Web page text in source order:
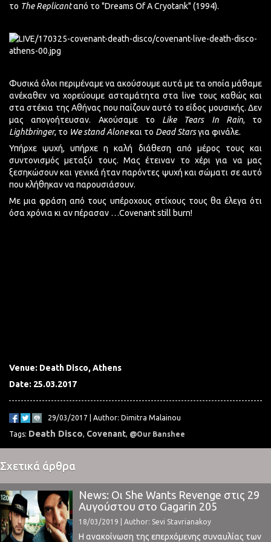
το The Replicantαπό το "Dreams Of A Cryotank" (1994).
Φυσικά όλοι περιμέναμε να ακούσουμε αυτά με τα οποία μάθαμε
ανέκαθεν να χορεύουμε ασταμάτητα στα live τους καθώς και
στα στέκια της Αθήνας που παίζουν αυτό το είδος μουσικής. Δεν
μας απογοήτευσαν. Ακούσαμε το Like Tears In Rain, το
Lightbringer, το We stand Aloneκαι το Dead Starsγια φινάλε.
Υπήρχε ψυχή, υπήρχε η καλή διάθεση από μέρος τους και
συντονισμός μεταξύ τους. Μας έτειναν το χέρι για να μας
ξεσηκώσουν και γενικά ήταν παρόντες ψυχή και σώματι σε αυτό
που κλήθηκαν να παρουσιάσουν.
Με μια φράση από τους υπέροχους στίχους τους θα έλεγα ότι
όσα χρόνια κι αν πέρασαν …Covenant still burn!
Venue: Death Disco, Athens
Date: 25.03.2017
29/03/2017 | Author: Dimitra Malainou
Tags: Death Disco, Covenant, @Our Banshee
Σχετικά άρθρα
News: Οι She Wants Revenge στις 29
Αυγούστου στο Gagarin 205
18/03/2019 | Author: Sevi Stavrianakoy
Η ανακοίνωση της επερχόμενης συναυλίας των